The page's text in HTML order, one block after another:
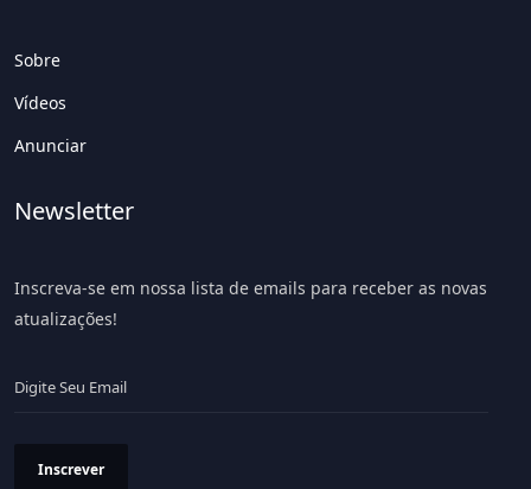
Sobre
Vídeos
Anunciar
Newsletter
Inscreva-se em nossa lista de emails para receber as novas
atualizações!
Inscrever